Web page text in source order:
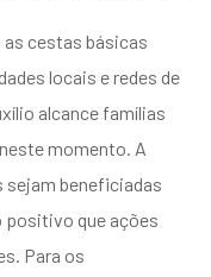
as cestas básicas
locais e redes de
alcance famílias
momento. A
sejam beneficiadas
que ações
Para os